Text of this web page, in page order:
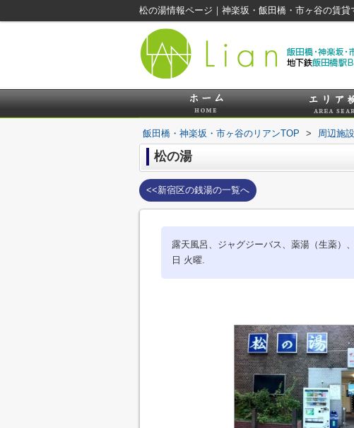
松の湯情報ページ｜神楽坂・飯田橋・市ヶ谷の賃貸
飯田橋・神楽坂・市ヶ谷のリアンTOP > 周辺施
松の湯
<<新宿区の銭湯の一覧へ
露天風呂、ジャグジーバス、薬湯（生薬）
日 火曜.